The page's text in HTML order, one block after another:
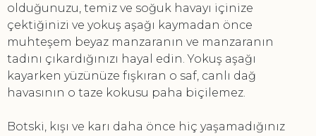
olduğunuzu, temiz ve soğuk havayı içinize
çektiğinizi ve yokuş aşağı kaymadan önce
muhteşem beyaz manzaranın ve manzaranın
tadını çıkardığınızı hayal edin. Yokuş aşağı
kayarken yüzünüze fışkıran o saf, canlı dağ
havasının o taze kokusu paha biçilemez.
Botski, kışı ve karı daha önce hiç yaşamadığınız